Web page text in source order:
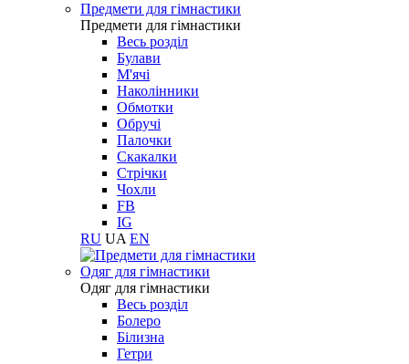
Предмети для гімнастики
Предмети для гімнастики
Весь розділ
Булави
М'ячі
Наколінники
Обмотки
Обручі
Палочки
Скакалки
Стрічки
Чохли
FB
IG
RU UA EN
Одяг для гімнастики
Одяг для гімнастики
Весь розділ
Болеро
Білизна
Гетри